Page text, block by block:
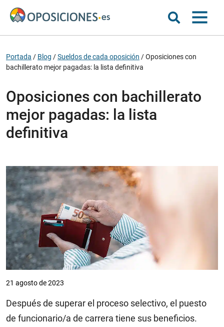
Portada / Blog /Sueldos de cada oposición /Oposiciones con
bachillerato mejor pagadas: la lista definitiva
Oposiciones con bachillerato
mejor pagadas: la lista
definitiva
21 agosto de 2023
Después de superar el proceso selectivo, el puesto
de funcionario/a de carrera tiene sus beneficios.